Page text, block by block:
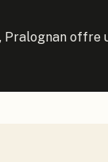
Pralognan